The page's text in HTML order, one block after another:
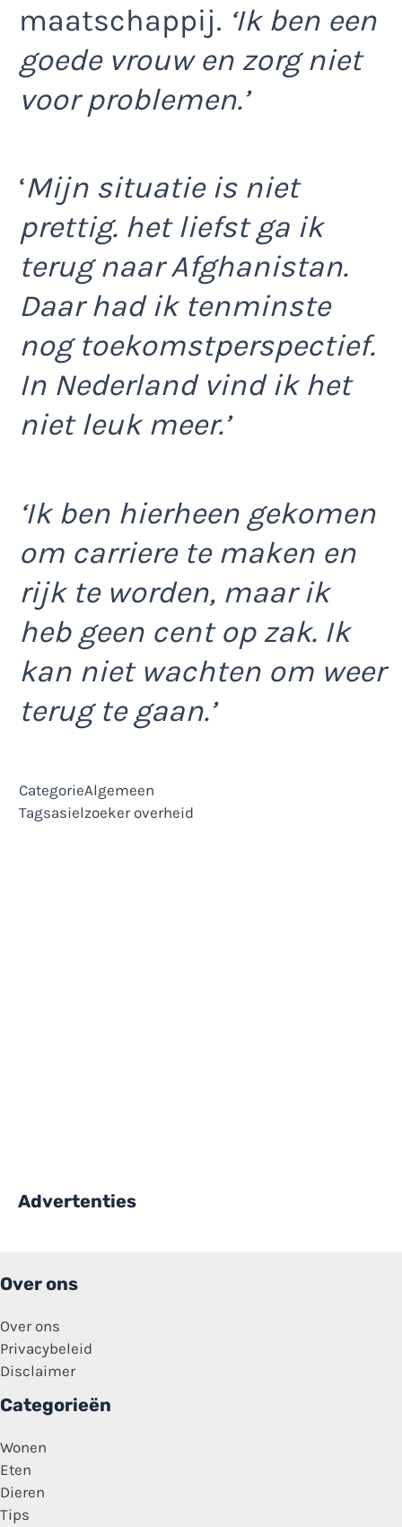
maatschappij. ‘Ik ben een
goede vrouw en zorg niet
voor problemen.’
‘Mijn situatie is niet
prettig. het liefst ga ik
terug naar Afghanistan.
Daar had ik tenminste
nog toekomstperspectief.
In Nederland vind ik het
niet leuk meer.’
‘Ik ben hierheen gekomen
om carriere te maken en
rijk te worden, maar ik
heb geen cent op zak. Ik
kan niet wachten om weer
terug te gaan.’
CategorieAlgemeen
Tagsasielzoeker overheid
Advertenties
Over ons
Over ons
Privacybeleid
Disclaimer
Categorieën
Wonen
Eten
Dieren
Tips